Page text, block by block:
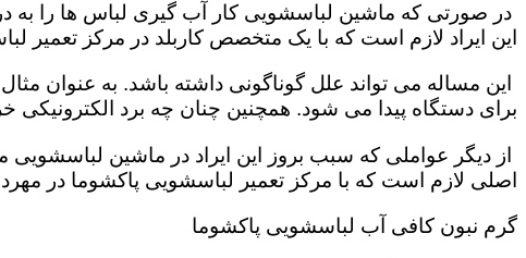
در صورتی که ماشین لباسشویی کار آب گیری لباس ها را به
این ایراد لازم است که با یک متخصص کاربلد در مرکز تعمیر
این مساله می تواند علل گوناگونی داشته باشد. به عنوان
برای دستگاه پیدا می شود. همچنین چنان چه برد
از دیگر عواملی که سبب بروز این ایراد در ماشین
اصلی لازم است که با مرکز تعمیر لباسشویی پاکشوما در
گرم نبون کافی آب لباسشویی پاکشوما